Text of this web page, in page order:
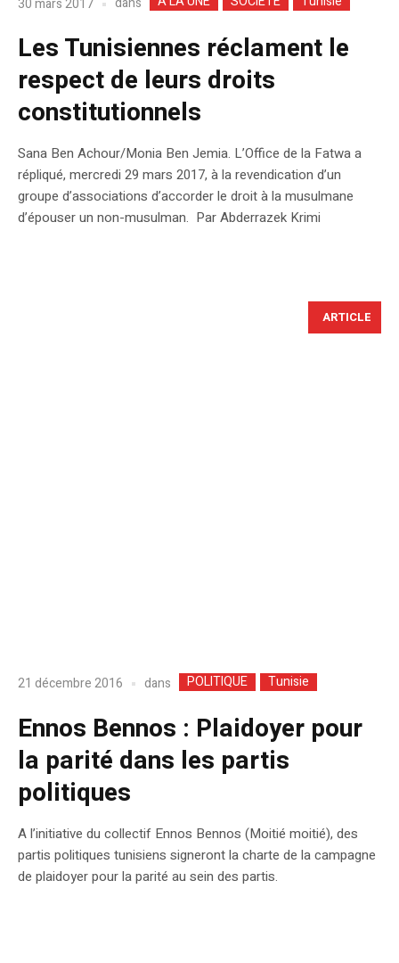
30 mars 2017
Les Tunisiennes réclament le
respect de leurs droits
constitutionnels
Sana Ben Achour/Monia Ben Jemia. L’Office de la Fatwa a
répliqué, mercredi 29 mars 2017, à la revendication d’un
groupe d’associations d’accorder le droit à la musulmane
d’épouser un non-musulman. Par Abderrazek Krimi
ARTICLE
21 décembre 2016 dans POLITIQUE Tunisie
Ennos Bennos : Plaidoyer pour
la parité dans les partis
politiques
A l’initiative du collectif Ennos Bennos (Moitié moitié), des
partis politiques tunisiens signeront la charte de la campagne
de plaidoyer pour la parité au sein des partis.